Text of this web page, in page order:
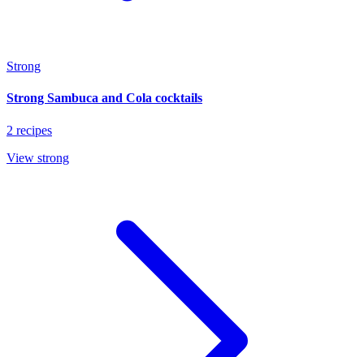
Strong
Strong Sambuca and Cola cocktails
2 recipes
View strong